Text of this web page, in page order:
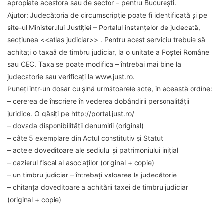
apropiate acestora sau de sector – pentru București.
Ajutor: Judecătoria de circumscripție poate fi identificată și pe
site-ul Ministerului Justiției – Portalul instanțelor de judecată,
secțiunea <<atlas judiciar>> . Pentru acest serviciu trebuie să
achitați o taxaă de timbru judiciar, la o unitate a Poștei Române
sau CEC. Taxa se poate modifica – întrebai mai bine la
judecatorie sau verificați la www.just.ro.
Puneți într-un dosar cu șină următoarele acte, în această ordine:
– cererea de înscriere în vederea dobândirii personalității
juridice. O găsiți pe http://portal.just.ro/
– dovada disponibilității denumirii (original)
– câte 5 exemplare din Actul constitutiv și Statut
– actele doveditoare ale sediului și patrimoniului inițial
– cazierul fiscal al asociaților (original + copie)
– un timbru judiciar – întrebați valoarea la judecătorie
– chitanța doveditoare a achitării taxei de timbru judiciar
(original + copie)